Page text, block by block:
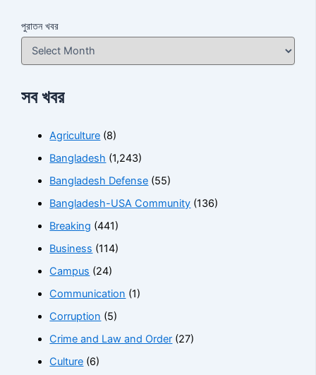
পুরাতন খবর
সব খবর
Agriculture (8)
Bangladesh (1,243)
Bangladesh Defense (55)
Bangladesh-USA Community (136)
Breaking (441)
Business (114)
Campus (24)
Communication (1)
Corruption (5)
Crime and Law and Order (27)
Culture (6)